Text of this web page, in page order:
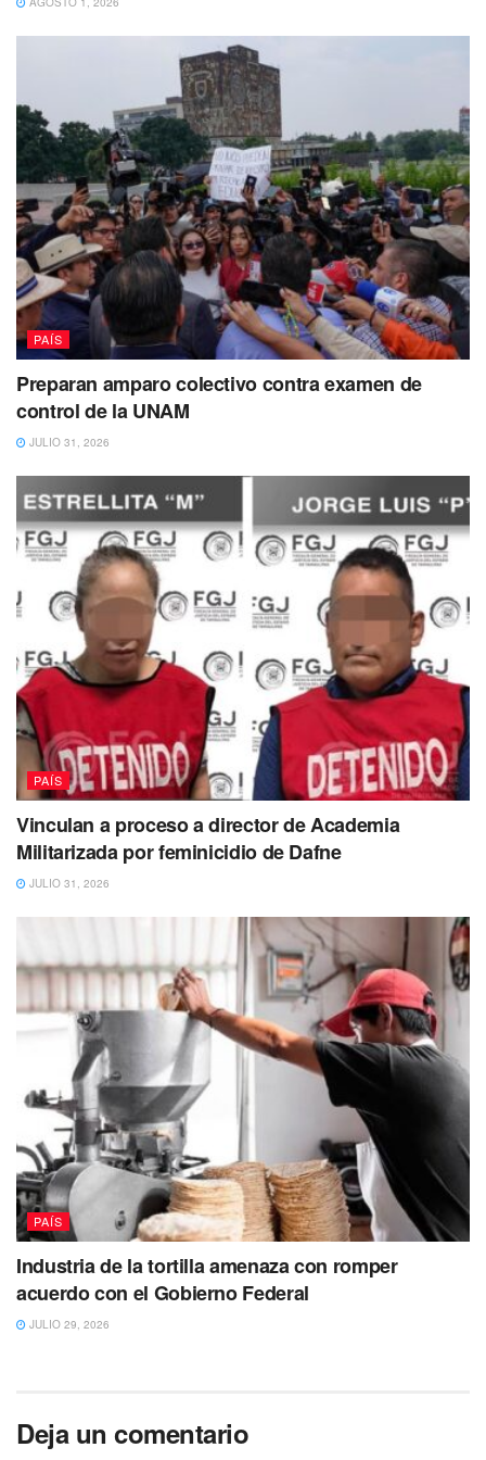
PAÍS
Preparan amparo colectivo contra examen de
control de la UNAM
JULIO 31, 2026
PAÍS
Vinculan a proceso a director de Academia
Militarizada por feminicidio de Dafne
JULIO 31, 2026
PAÍS
Industria de la tortilla amenaza con romper
acuerdo con el Gobierno Federal
JULIO 29, 2026
Deja un comentario